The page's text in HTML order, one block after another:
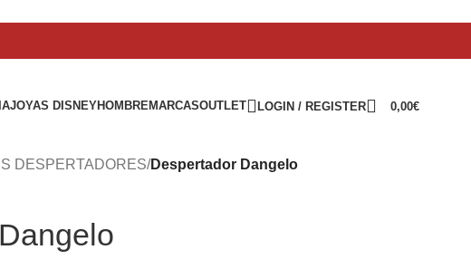
JOYAS DISNEYHOMBREMARCASOUTLET LOGIN / REGISTER 0,00€
DESPERTADORES/Despertador Dangelo